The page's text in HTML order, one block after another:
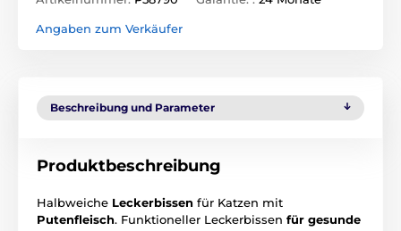
Angaben zum Verkäufer
Beschreibung und Parameter
Produktbeschreibung
Halbweiche Leckerbissen für Katzen mit
Putenfleisch. Funktioneller Leckerbissen für gesunde